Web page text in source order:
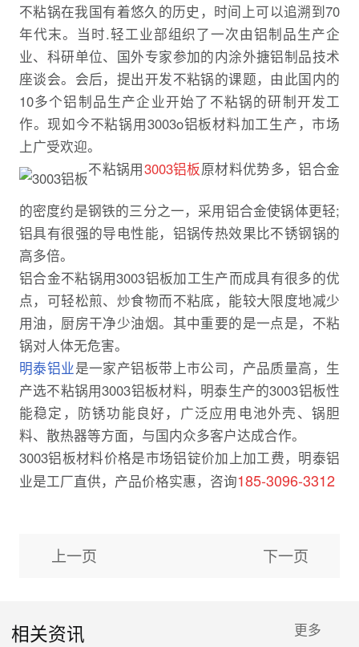
不粘锅在我国有着悠久的历史，时间上可以追溯到70
年代末。当时.轻工业部组织了一次由铝制品生产企
业、科研单位、国外专家参加的内涂外搪铝制品技术
座谈会。会后，提出开发不粘锅的课题，由此国内的
10多个铝制品生产企业开始了不粘锅的研制开发工
作。现如今不粘锅用3003o铝板材料加工生产，市场
上广受欢迎。
不粘锅用3003铝板原材料优势多，铝合金
的密度约是钢铁的三分之一，采用铝合金使锅体更轻;
铝具有很强的导电性能，铝锅传热效果比不锈钢锅的
高多倍。
铝合金不粘锅用3003铝板加工生产而成具有很多的优
点，可轻松煎、炒食物而不粘底，能较大限度地减少
用油，厨房干净少油烟。其中重要的是一点是，不粘
锅对人体无危害。
明泰铝业是一家产铝板带上市公司，产品质量高，生
产选不粘锅用3003铝板材料，明泰生产的3003铝板性
能稳定，防锈功能良好，广泛应用电池外壳、锅胆
料、散热器等方面，与国内众多客户达成合作。
3003铝板材料价格是市场铝锭价加上加工费，明泰铝
业是工厂直供，产品价格实惠，咨询185-3096-3312
上一页 下一页
相关资讯 更多